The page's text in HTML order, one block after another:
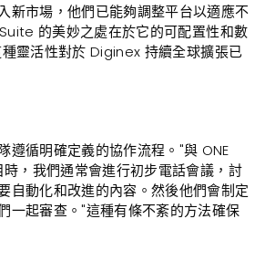
新市場，他們已能夠調整平台以適應不
的美妙之處在於它的可配置性和數
靈活性對於 Diginex 持續全球擴張已
遵循明確定義的協作流程。"與 ONE
，我們通常會進行初步電話會議，討
自動化和改進的內容。然後他們會制定
一起審查。"這種有條不紊的方法確保